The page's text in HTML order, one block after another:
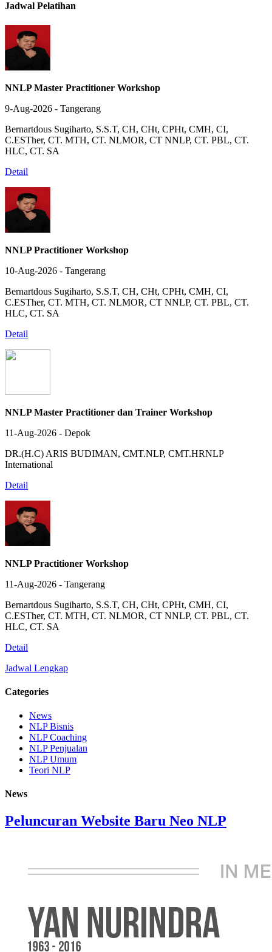
Jadwal Pelatihan
NNLP Master Practitioner Workshop
9-Aug-2026 - Tangerang
Bernartdous Sugiharto, S.S.T, CH, CHt, CPHt, CMH, CI,
C.ESTher, CT. MTH, CT. NLMOR, CT NNLP, CT. PBL, CT.
HLC, CT. SA
Detail
NNLP Practitioner Workshop
10-Aug-2026 - Tangerang
Bernartdous Sugiharto, S.S.T, CH, CHt, CPHt, CMH, CI,
C.ESTher, CT. MTH, CT. NLMOR, CT NNLP, CT. PBL, CT.
HLC, CT. SA
Detail
NNLP Master Practitioner dan Trainer Workshop
11-Aug-2026 - Depok
DR.(H.C) ARIS BUDIMAN, CMT.NLP, CMT.HRNLP
International
Detail
NNLP Practitioner Workshop
11-Aug-2026 - Tangerang
Bernartdous Sugiharto, S.S.T, CH, CHt, CPHt, CMH, CI,
C.ESTher, CT. MTH, CT. NLMOR, CT NNLP, CT. PBL, CT.
HLC, CT. SA
Detail
Jadwal Lengkap
Categories
News
NLP Bisnis
NLP Coaching
NLP Penjualan
NLP Umum
Teori NLP
News
Peluncuran Website Baru Neo NLP